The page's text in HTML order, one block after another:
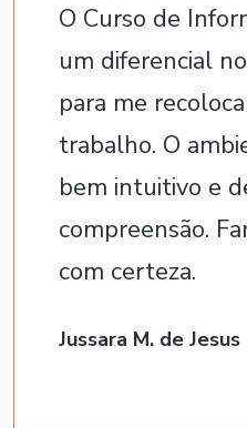
O Curso de
um diferencial
para me
trabalho. O
bem intuitivo e
compreensão.
com certeza.
Jussara M. de Jesus